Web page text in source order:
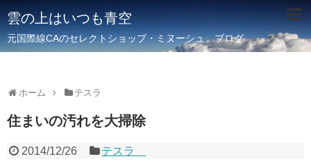
雲の上はいつも青空
元国際線CAのセレクトショップ・ミヌーシュ ブログ
ホーム テスラ
住まいの汚れを大掃除
2014/12/26 テスラ